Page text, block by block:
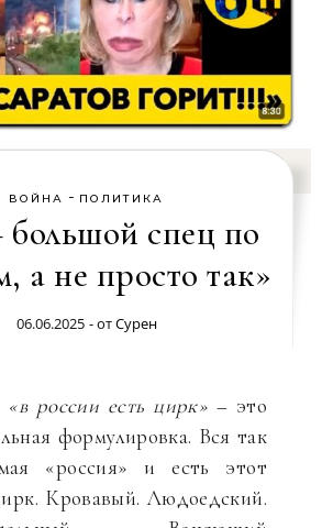
ВОЙНА - ПОЛИТИКА
спец по
а не просто так»
06.06.2025 - отСурен
«в россии есть цирк» – это
формулировка. Вся так
«россия» и есть этот
Кровавый. Людоедский.